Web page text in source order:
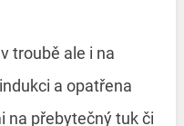
troubě ale i na
a opatřena
na přebytečný tuk či